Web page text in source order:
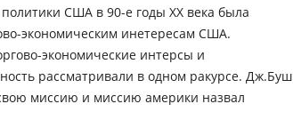
США в 90-е годы ХХ века была
экономическим инетересам США.
экономические интерсы и
рассматривали в одном ракурсе. Дж.Буш
свою миссию и миссию америки назвал